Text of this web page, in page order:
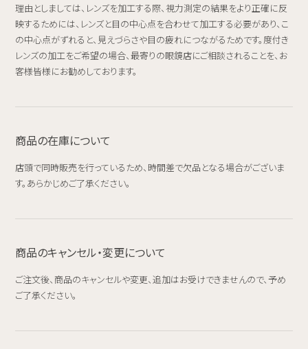
理由としましては、レンズを加工する際、視力測定の結果をより正確に反
映するためには、レンズと目の中心点を合わせて加工する必要があり、こ
の中心点がずれると、見えづらさや目の疲れにつながるためです。度付き
レンズの加工をご希望の場合、最寄りの眼鏡店にご相談されることを、お
客様皆様にお勧めしております。
商品の在庫について
店頭で同時販売を行っているため、時間差で欠品となる場合がございま
す。あらかじめご了承ください。
商品のキャンセル・変更について
ご注文後、商品のキャンセルや変更、追加はお受けできませんので、予め
ご了承ください。